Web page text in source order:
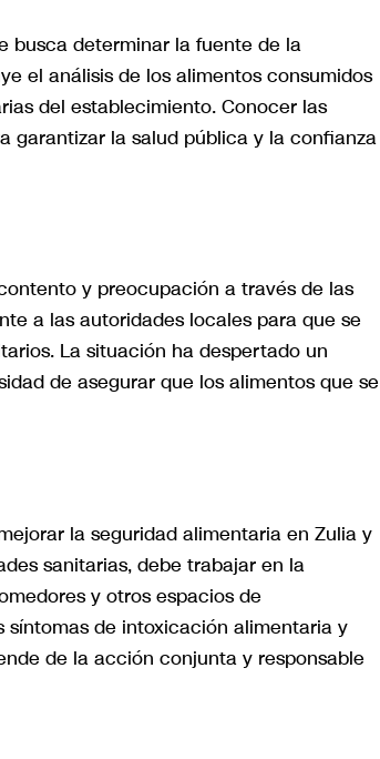
busca determinar la fuente de la
el análisis de los alimentos consumidos
del establecimiento. Conocer las
garantizar la salud pública y la confianza
y preocupación a través de las
a las autoridades locales para que se
La situación ha despertado un
de asegurar que los alimentos que se
la seguridad alimentaria en Zulia y
sanitarias, debe trabajar en la
y otros espacios de
de intoxicación alimentaria y
de la acción conjunta y responsable